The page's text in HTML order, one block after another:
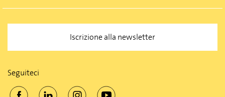
Iscrizione alla newsletter
Seguiteci